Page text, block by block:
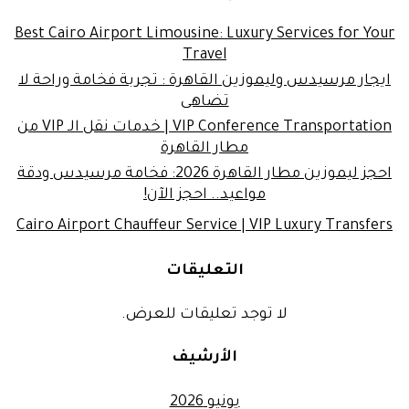
Best Cairo Airport Limousine: Luxury Services for Your
Travel
ايجار مرسيدس وليموزين القاهرة : تجربة فخامة وراحة لا
تضاهى
VIP Conference Transportation | خدمات نقل الـ VIP من
مطار القاهرة
احجز ليموزين مطار القاهرة 2026: فخامة مرسيدس ودقة
مواعيد.. احجز الآن!
Cairo Airport Chauffeur Service | VIP Luxury Transfers
التعليقات
لا توجد تعليقات للعرض.
الأرشيف
يونيو 2026